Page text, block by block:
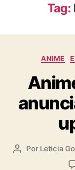
Tag:
ANIME
A Por Leticia